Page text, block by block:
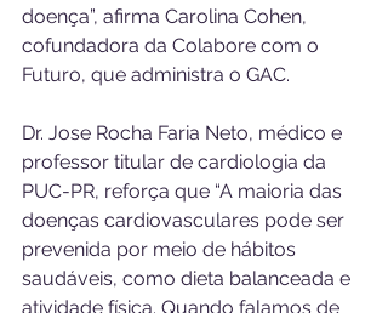
doença”, afirma Carolina Cohen,
cofundadora da Colabore com o
Futuro, que administra o GAC.
Dr. Jose Rocha Faria Neto, médico e
professor titular de cardiologia da
PUC-PR, reforça que “A maioria das
doenças cardiovasculares pode ser
prevenida por meio de hábitos
saudáveis, como dieta balanceada e
atividade física. Quando falamos de